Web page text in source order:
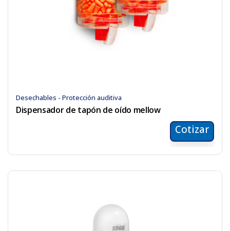
Desechables - Protección auditiva
Dispensador de tapón de oído mellow
Cotizar